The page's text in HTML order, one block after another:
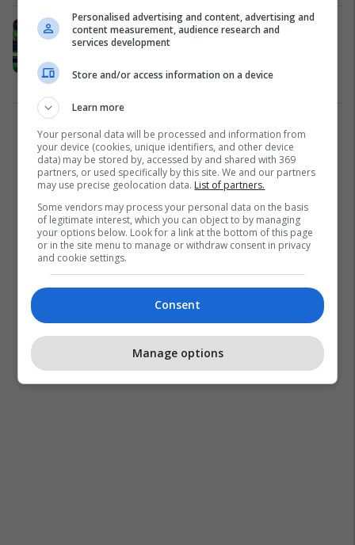
Zieni MJALTIN në SODË BUKE:
Femrat kanë vendosur –
recetë!
Shëndeti 20/03/2017
1
Personalised advertising and content, advertising and
content measurement, audience research and
services development
Store and/or access information on a device
Learn more
Your personal data will be processed and information from
your device (cookies, unique identifiers, and other device
data) may be stored by, accessed by and shared with 369
partners, or used specifically by this site. We and our partners
may use precise geolocation data. List of partners.
Some vendors may process your personal data on the basis
of legitimate interest, which you can object to by managing
your options below. Look for a link at the bottom of this page
or in the site menu to manage or withdraw consent in privacy
and cookie settings.
Consent
Manage options